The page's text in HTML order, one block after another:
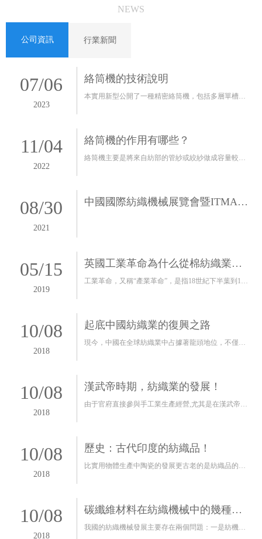
NEWS
公司資訊 行業新聞
07/06
2023
絡筒機的技術說明
本實用新型公開了一種精密絡筒機，包括多層單槽筒
槽通過銷釘固定在連接軸
11/04
2022
絡筒機的作用有哪些？
絡筒機主要是將來自紡部的管紗或絞紗做成容量較大
紗線品 質。絡
08/30
2021
中國國際紡織機械展覽會暨ITMA亞
05/15
2019
英國工業革命為什么從棉紡織業開
始？
工業革命，又稱“產業革命”，是指18世紀下半葉到19
命的發源地和中心。
10/08
2018
起底中國紡織業的復興之路
現今，中國在全球紡織業中占據著龍頭地位，不僅是
4919.55萬噸，占世界比重超過70%；規模以上企業服
裝產量287.81億件，相當于為世界人口每人提供6.89
10/08
2018
漢武帝時期，紡織業的發展！
由于官府直接參與手工業生產經營,尤其是在漢武帝實
技術設備、勞動力來源、產品銷售等各方面,官營手工
業都比民營手工業居絕對優勢地位。即國家通過所擁
由國家獨占其利。
10/08
2018
歷史：古代印度的紡織品！
比實用物體生產中陶瓷的發展更古老的是紡織品的生
動物骨頭制成的動物皮毛附著動物的皮膚來制作不同
的物品。在使用某種織機的“石器時代”配件的最后，
10/08
2018
碳纖維材料在紡織機械中的幾種應
用形式
我國的紡織機械發展主要存在兩個問題：一是紡機裝